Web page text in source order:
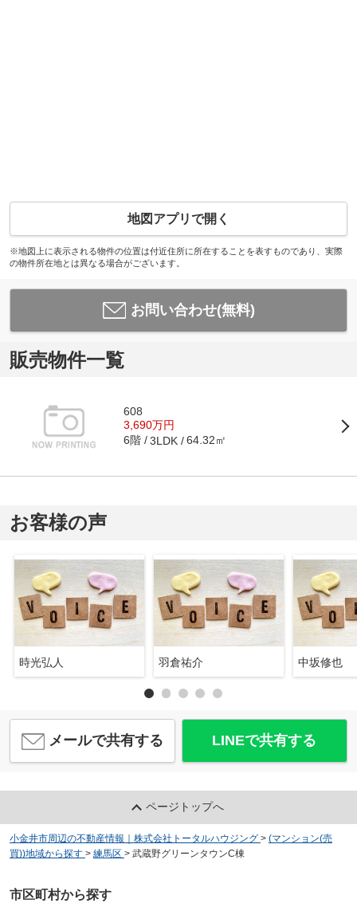
地図アプリで開く
※地図上に表示される物件の位置は付近住所に所在することを表すものであり、実際
の物件所在地とは異なる場合がございます。
お問い合わせ(無料)
販売物件一覧
608
3,690万円
6階 3LDK 64.32㎡
お客様の声
時光弘人 羽倉祐介 中坂修也
メールで共有する LINEで共有する
ページトップへ
小金井市周辺の不動産情報｜株式会社トータルハウジング > (マンション(売
買))地域から探す > 練馬区 > 武蔵野グリーンタウンC棟
市区町村から探す